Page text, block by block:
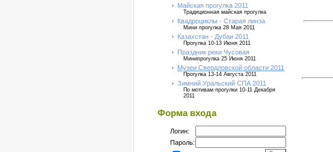
Майская прогулка 2011
Традиционная майская прогулка
Квадроциклы - Старая линза
Мини прогулка 28 Мая 2011
Казахстан - Дубаи 2011
Прогулка 10-13 Июня 2011
Праздник реки Чусовая
Минипрогулка 25 Июня 2011
Музеи Свердловской области 2011
Прогулка 13-14 Августа 2011
Зимний Уральский СПА 2011
По мотивам прогулки 10-11 Декабря
2011
Форма входа
Логин:
Пароль: